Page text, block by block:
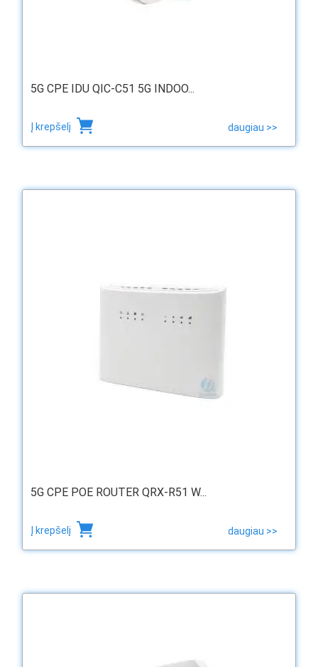
5G CPE IDU QIC-C51 5G INDOO...
Į krepšelį daugiau >>
5G CPE POE ROUTER QRX-R51 W...
Į krepšelį daugiau >>